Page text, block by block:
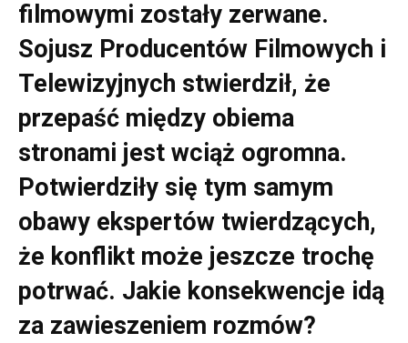
filmowymi zostały zerwane.
Sojusz Producentów Filmowych i
Telewizyjnych stwierdził, że
przepaść między obiema
stronami jest wciąż ogromna.
Potwierdziły się tym samym
obawy ekspertów twierdzących,
że konflikt może jeszcze trochę
potrwać. Jakie konsekwencje idą
za zawieszeniem rozmów?